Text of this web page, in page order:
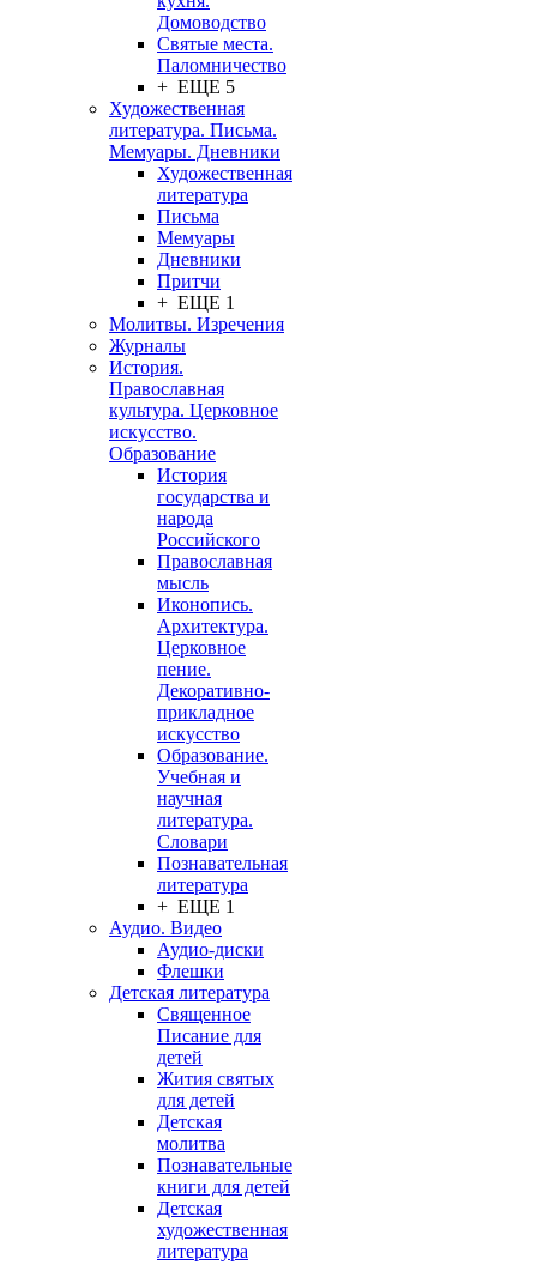
Домоводство
Святые места.
Паломничество
+ ЕЩЕ 5
Художественная
литература. Письма.
Мемуары. Дневники
Художественная
литература
Письма
Мемуары
Дневники
Притчи
+ ЕЩЕ 1
Молитвы. Изречения
Журналы
История.
Православная
культура. Церковное
искусство.
Образование
История
государства и
народа
Российского
Православная
мысль
Иконопись.
Архитектура.
Церковное
пение.
Декоративно-
прикладное
искусство
Образование.
Учебная и
научная
литература.
Словари
Познавательная
литература
+ ЕЩЕ 1
Аудио. Видео
Аудио-диски
Флешки
Детская литература
Священное
Писание для
детей
Жития святых
для детей
Детская
молитва
Познавательные
книги для детей
Детская
художественная
литература